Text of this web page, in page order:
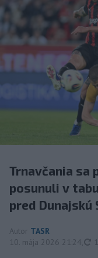
Trnavčania sa
posunuli v
pred Dunajskú
Autor TASR
10. mája 2026 21:24